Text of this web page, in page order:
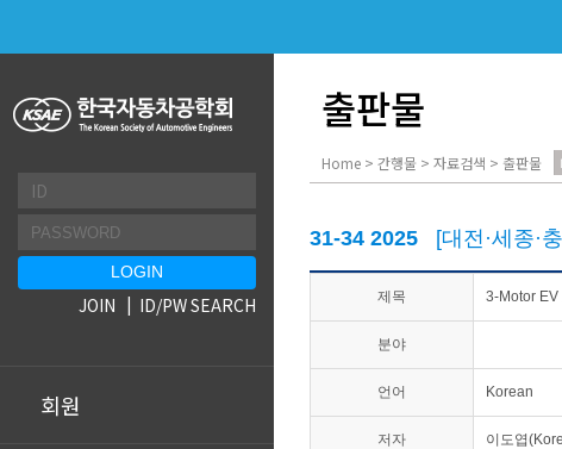
회원
JOIN ID/PW SEARCH
출판물
Home > 간행물 > 자료검색 > 출판물
31-34 2025 [대전·세종·
제목 3-Motor EV
분야
언어 Korean
저자 이도엽